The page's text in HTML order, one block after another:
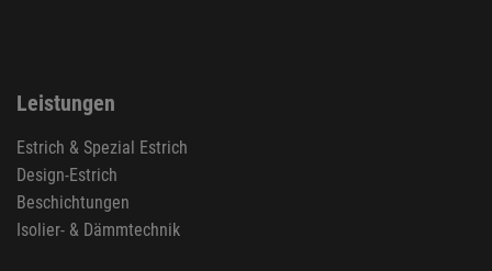
Leistungen
Estrich & Spezial Estrich
Design-Estrich
Beschichtungen
Isolier- & Dämmtechnik